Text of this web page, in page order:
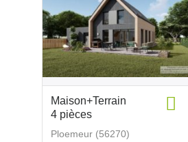
Maison+Terrain
4 pièces
Ploemeur (56270)